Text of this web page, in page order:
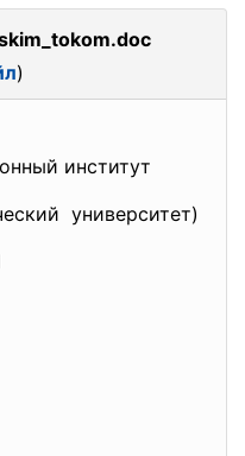
)
институт
университет)